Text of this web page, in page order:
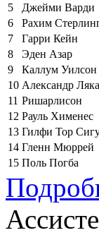
5
Джейми Варди
6
Рахим
7
Гарри Кейн
8
Эден Азар
9
Каллум Уилсон
10 Александр
11 Ришарлисон
12 Рауль Хименес
13 Гилфи Тор
14 Гленн Мюррей
15 Поль Погба